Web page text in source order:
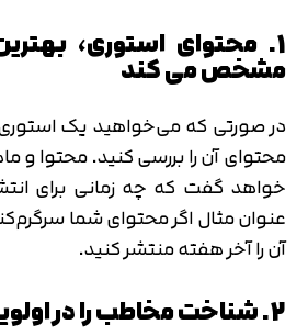
1. محتوای استوری،
مشخص می کند
در صورتی که می‌خواهید یک استوری
محتوای آن را بررسی کنید. محتوا
خواهد گفت که چه زمانی برای
عنوان مثال اگر محتوای شما
آن را آخر هفته منتشر کنید.
2. شناخت مخاطب را در اولویت قرار دهید